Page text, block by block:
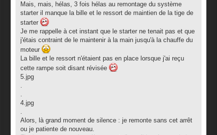
Mais, mais, hélas, 3 fois hélas au remontage du système
starter il manque la bille et le ressort de maintien de la tige de
starter
Je me rappelle à cet instant que le starter ne tenait pas et que
j'étais contraint de le maintenir à la main jusqu'à la chauffe du
moteur
La bille et le ressort n'étaient pas en place lorsque j'ai reçu
cette rampe soit disant révisée
5.jpg
.
.
4.jpg
.
Alors, là grand moment de silence : je remonte sans cet arrêt
ou je patiente de nouveau.